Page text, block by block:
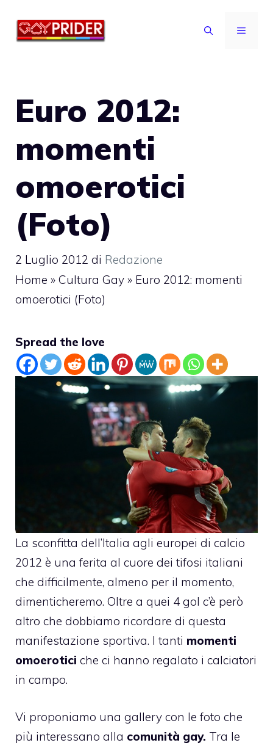
MENU
Euro 2012:
momenti
omoerotici
(Foto)
2 Luglio 2012 di Redazione
Home » Cultura Gay » Euro 2012: momenti
omoerotici (Foto)
Spread the love
La sconfitta dell’Italia agli europei di calcio
2012 è una ferita al cuore dei tifosi italiani
che difficilmente, almeno per il momento,
dimenticheremo. Oltre a quei 4 gol c’è però
altro che dobbiamo ricordare di questa
manifestazione sportiva. I tanti momenti
omoerotici che ci hanno regalato i calciatori
in campo.
Vi proponiamo una gallery con le foto che
più interessano alla comunità gay. Tra le